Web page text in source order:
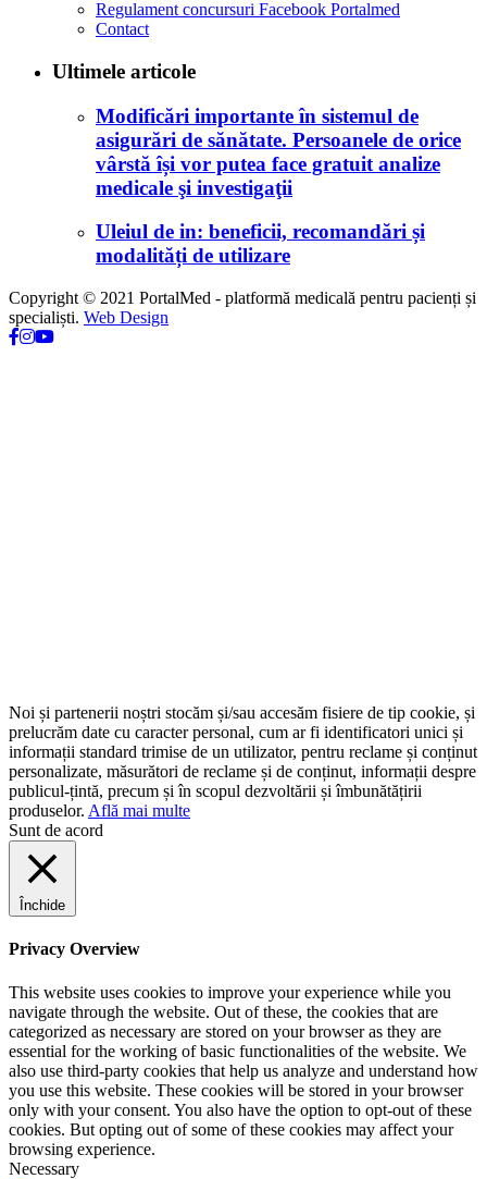
Regulament concursuri Facebook Portalmed
Contact
Ultimele articole
Modificări importante în sistemul de
asigurări de sănătate. Persoanele de orice
vârstă își vor putea face gratuit analize
medicale şi investigaţii
Uleiul de in: beneficii, recomandări și
modalități de utilizare
Copyright © 2021 PortalMed - platformă medicală pentru pacienți și
specialiști. Web Design
Noi și partenerii noștri stocăm și/sau accesăm fisiere de tip cookie, și
prelucrăm date cu caracter personal, cum ar fi identificatori unici și
informații standard trimise de un utilizator, pentru reclame și conținut
personalizate, măsurători de reclame și de conținut, informații despre
publicul-țintă, precum și în scopul dezvoltării și îmbunătățirii
produselor. Află mai multe
Sunt de acord
Închide
Privacy Overview
This website uses cookies to improve your experience while you
navigate through the website. Out of these, the cookies that are
categorized as necessary are stored on your browser as they are
essential for the working of basic functionalities of the website. We
also use third-party cookies that help us analyze and understand how
you use this website. These cookies will be stored in your browser
only with your consent. You also have the option to opt-out of these
cookies. But opting out of some of these cookies may affect your
browsing experience.
Necessary